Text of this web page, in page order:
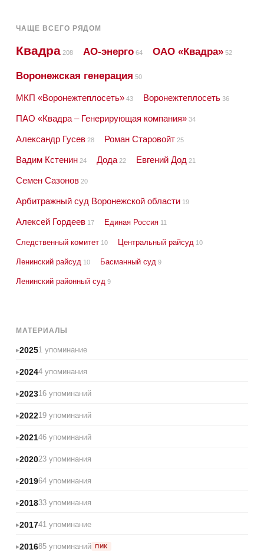
ЧАЩЕ ВСЕГО РЯДОМ
Квадра 208 АО-энерго 64 ОАО «Квадра» 52
Воронежская генерация 50
МКП «Воронежтеплосеть» 43 Воронежтеплосеть 36
ПАО «Квадра – Генерирующая компания» 34
Александр Гусев 28 Роман Старовойт 25
Вадим Кстенин 24 Дода 22 Евгений Дод 21
Семен Сазонов 20
Арбитражный суд Воронежской области 19
Алексей Гордеев 17 Единая Россия 11
Следственный комитет 10 Центральный райсуд 10
Ленинский райсуд 10 Басманный суд 9
Ленинский районный суд 9
МАТЕРИАЛЫ
20251 упоминание
20244 упоминания
202316 упоминаний
202219 упоминаний
202146 упоминаний
202023 упоминания
201964 упоминания
201833 упоминания
201741 упоминание
201685 упоминаний ПИК